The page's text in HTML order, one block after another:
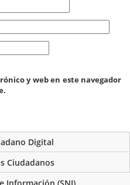
y web en este navegador
Digital
Ciudadanos